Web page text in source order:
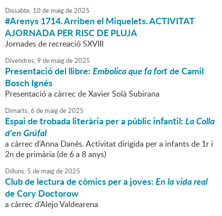
Dissabte, 10 de maigde2025
#Arenys 1714. Arriben el Miquelets.ACTIVITAT
AJORNADA PER RISC DE PLUJA
Jornades de recreació SXVIII
Divendres,9 de maigde2025
Presentació del llibre:Embolica que fa fortde Camil
Bosch Ignés
Presentació a càrrec de Xavier Solà Subirana
Dimarts,6 de maigde2025
Espai de trobada literària per a públic infantil:La Colla
d'en Grúfal
a càrrec d'Anna Danés. Activitat dirigida per a infants de 1r i
2n de primària (de 6 a 8 anys)
Dilluns, 5 de maigde2025
Club de lectura de còmics per a joves:En la vida real
de Cory Doctorow
a càrrec d'Alejo Valdearena